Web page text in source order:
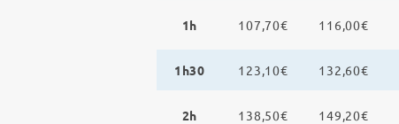
1h 107,70€ 116,00€
1h30 123,10€ 132,60€
2h 138,50€ 149,20€